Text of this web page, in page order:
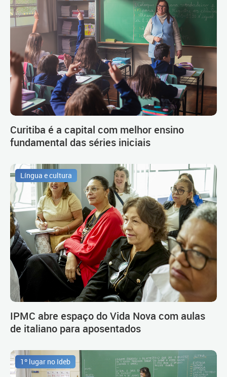
Curitiba é a capital com melhor ensino
fundamental das séries iniciais
Língua e cultura
IPMC abre espaço do Vida Nova com aulas
de italiano para aposentados
1º lugar no Ideb